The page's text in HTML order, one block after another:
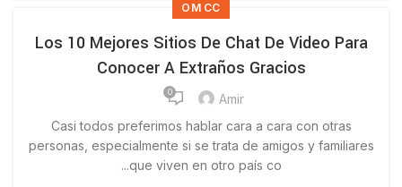
OM CC
Los 10 Mejores Sitios De Chat De Video Para
Conocer A Extraños Gracios
Amir
0
Casi todos preferimos hablar cara a cara con otras
personas, especialmente si se trata de amigos y familiares
que viven en otro país co...